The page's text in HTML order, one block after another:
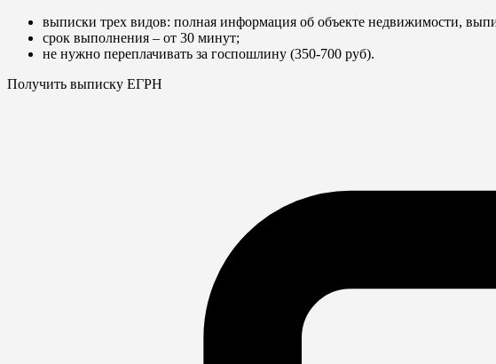
выписки трех видов: полная информация об объекте недвижимости,
срок выполнения – от 30 минут;
не нужно переплачивать за госпошлину (350-700 руб).
Получить выписку ЕГРН